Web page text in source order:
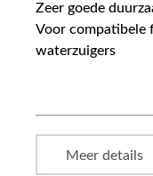
Zeer goede
Voor compatibele
waterzuigers